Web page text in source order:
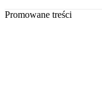
Promowane treści